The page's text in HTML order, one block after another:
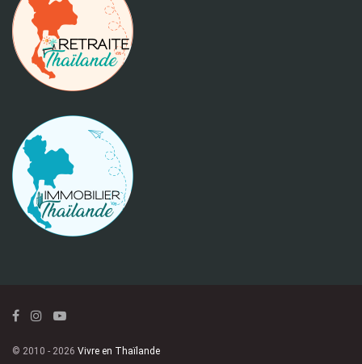
© 2010 - 2026 Vivre en Thaïlande